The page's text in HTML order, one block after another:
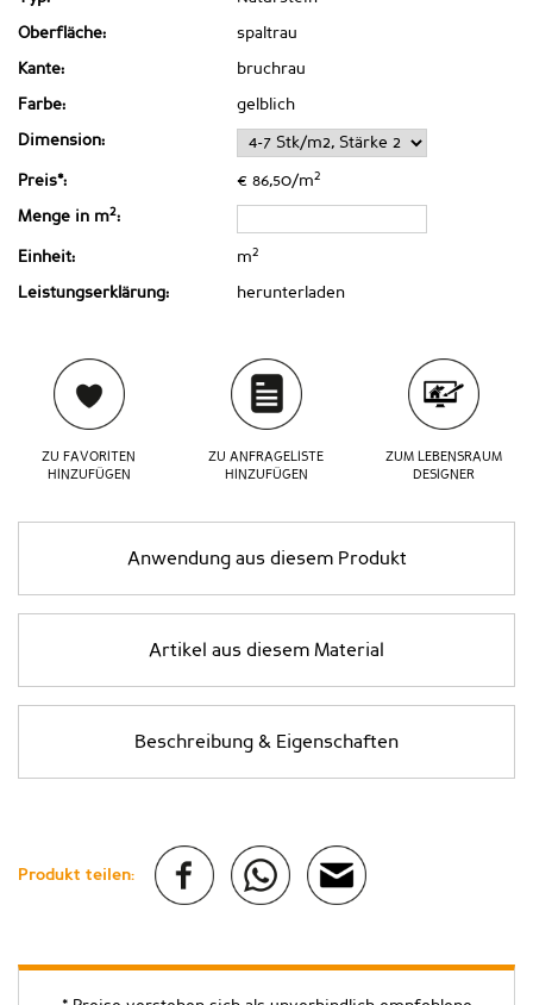
Oberfläche: spaltrau
Kante: bruchrau
Farbe: gelblich
Dimension:
Preis*: € 86,50/m2
Menge in m2:
Einheit: m2
Leistungserklärung: herunterladen
ZU FAVORITEN
HINZUFÜGEN
ZU ANFRAGELISTE
HINZUFÜGEN
ZUM LEBENSRAUM
DESIGNER
Anwendung aus diesem Produkt
Artikel aus diesem Material
Beschreibung & Eigenschaften
Produkt teilen: